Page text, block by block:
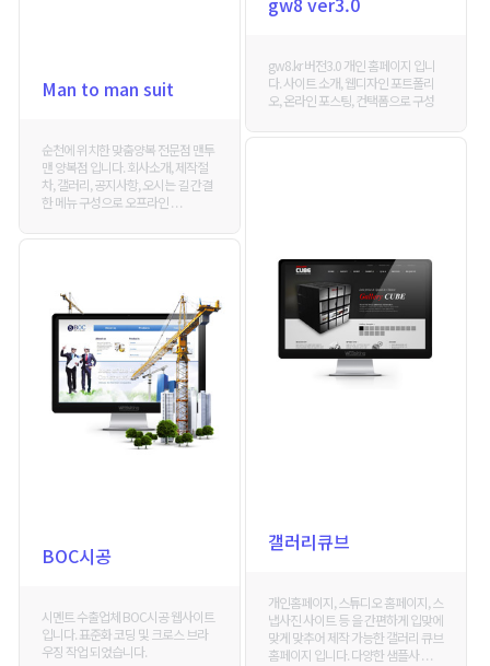
Man to man suit
순천에 위치한 맞춤양복 전문점 맨투
맨 양복점 입니다. 회사소개, 제작절
차, 갤러리, 공지사항, 오시는 길 간결
한 메뉴 구성으로 오프라인 . . .
gw8.kr 버전3.0 개인 홈페이지 입니
다. 사이트 소개, 웹디자인 포트폴리
오, 온라인 포스팅, 컨택폼으로 구성
갤러리큐브
개인홈페이지, 스튜디오 홈페이지, 스
냅사진 사이트 등 을 간편하게 입맞에
맞게 맞추어 제작 가능한 갤러리 큐브
홈페이지 입니다. 다양한 샘플사 . . .
BOC시공
시멘트 수출업체 BOC시공 웹사이트
입니다. 표준화 코딩 및 크로스 브라
우징 작업 되었습니다.